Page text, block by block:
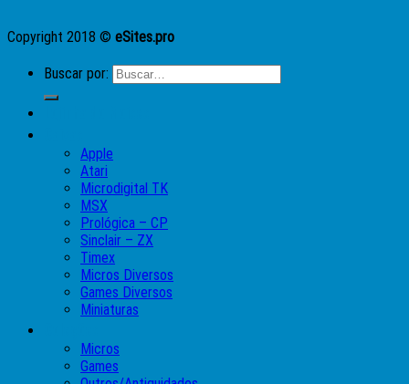
Copyright 2018 © eSites.pro
Buscar por:
Apple
Atari
Microdigital TK
MSX
Prológica – CP
Sinclair – ZX
Timex
Micros Diversos
Games Diversos
Miniaturas
Micros
Games